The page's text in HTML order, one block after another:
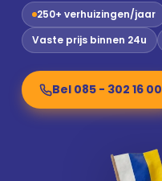
250+ verhuizingen/jaar
Vaste prijs binnen 24u
Bel 085 - 302 16 00